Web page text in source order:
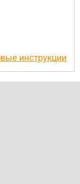
инструкции